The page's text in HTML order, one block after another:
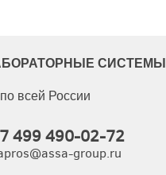
СИСТЕМЫ
всей России
499 490-02-72
group.ru